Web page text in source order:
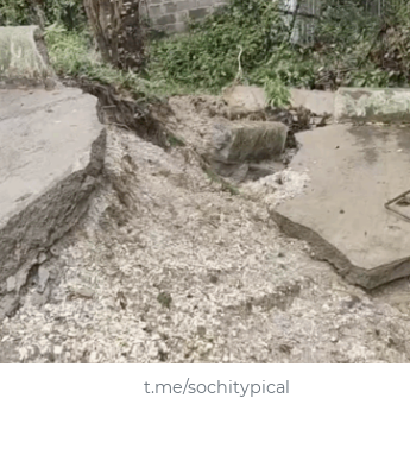
t.me/sochitypical